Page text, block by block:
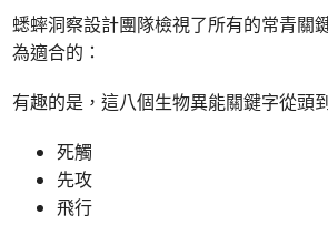
蟋蟀洞察設計團隊檢視了所有的常青關
為適合的：
有趣的是，這八個生物異能關鍵字從頭
死觸
先攻
飛行